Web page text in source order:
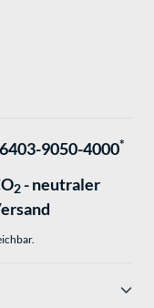
9050-4000*
2 - neutraler